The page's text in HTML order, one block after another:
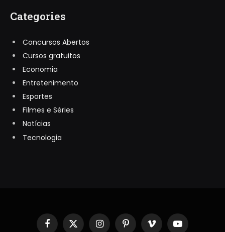
Categories
Concursos Abertos
Cursos gratuitos
Economia
Entretenimento
Esportes
Filmes e Séries
Notícias
Tecnologia
Facebook
X InstagramPinterestVimeo YouTube